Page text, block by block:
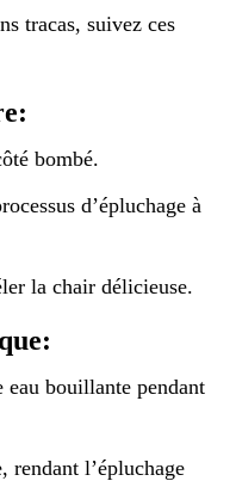
tracas, suivez ces
bombé.
d’épluchage à
la chair délicieuse.
eau bouillante pendant
rendant l’épluchage